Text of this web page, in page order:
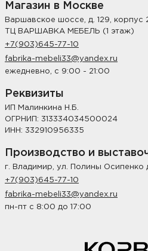
Магазин в Москве
Варшавское шоссе, д. 129, корпус
ТЦ ВАРШАВКА МЕБЕЛЬ (1 этаж)
+7(903)645-77-10
fabrika-mebeli33@yandex.ru
ежедневно, с 9:00 - 21:00
Реквизиты
ИП Малинкина Н.Б.
ОГРНИП: 313334034500024
ИНН: 332910956335
Производство и
г. Владимир, ул. Полины Осипенко
+7(903)645-77-10
fabrika-mebeli33@yandex.ru
пн-пт с 8:00 до 17:00